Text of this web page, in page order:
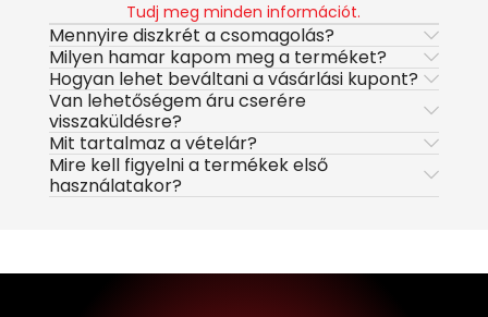
Tudj meg minden információt.
Mennyire diszkrét a csomagolás?
Milyen hamar kapom meg a terméket?
Hogyan lehet beváltani a vásárlási kupont?
Van lehetőségem áru cserére
visszaküldésre?
Mit tartalmaz a vételár?
Mire kell figyelni a termékek első
használatakor?